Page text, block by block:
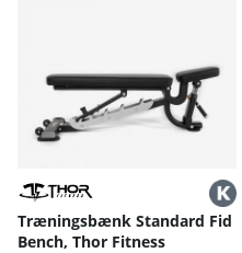
Træningsbænk Standard Fid
Bench, Thor Fitness